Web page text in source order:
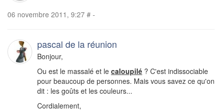
06 novembre 2011, 9:27 # -
pascal de la réunion
Bonjour,
Ou est le massalé et le caloupilé ? C'est indissociable
pour beaucoup de personnes. Mais vous savez ce qu'on
dit : les goûts et les couleurs...
Cordialement,